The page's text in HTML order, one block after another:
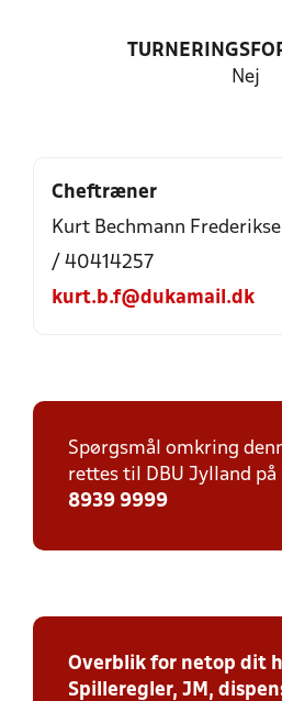
Nej
Cheftræner
Kurt Bechmann
/ 40414257
kurt.b.f@dukamail.dk
Spørgsmål omkring
rettes til DBU Jylland på
8939 9999
Overblik for netop dit
Spilleregler, JM,